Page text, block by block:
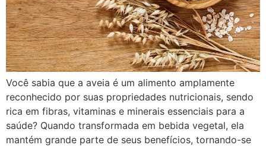
Você sabia que a aveia é um alimento amplamente
reconhecido por suas propriedades nutricionais, sendo
rica em fibras, vitaminas e minerais essenciais para a
saúde? Quando transformada em bebida vegetal, ela
mantém grande parte de seus benefícios, tornando-se